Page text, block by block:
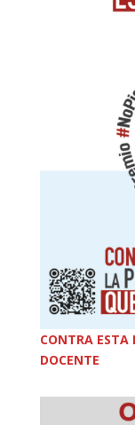
CONTRA ESTA
DOCENTE